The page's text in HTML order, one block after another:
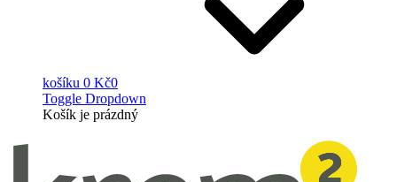
košíku 0 Kč0
Toggle Dropdown
Košík je prázdný